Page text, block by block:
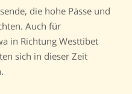
die hohe Pässe und
Auch für
in Richtung Westtibet
sich in dieser Zeit